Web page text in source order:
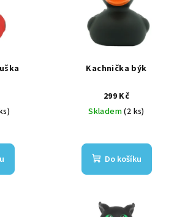
Kachnička býk
299 Kč
Skladem(2 ks)
Do košíku